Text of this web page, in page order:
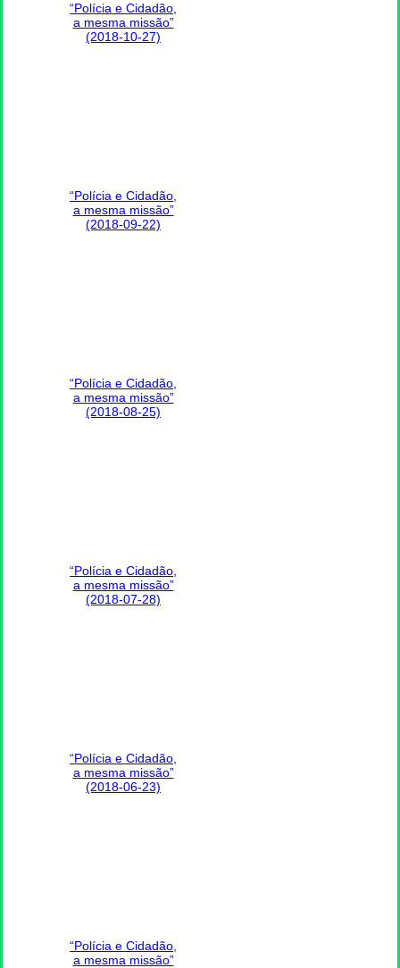
“Polícia e Cidadão,
a mesma missão”
(2018-10-27)
“Polícia e Cidadão,
a mesma missão”
(2018-09-22)
“Polícia e Cidadão,
a mesma missão”
(2018-08-25)
“Polícia e Cidadão,
a mesma missão”
(2018-07-28)
“Polícia e Cidadão,
a mesma missão”
(2018-06-23)
“Polícia e Cidadão,
a mesma missão”